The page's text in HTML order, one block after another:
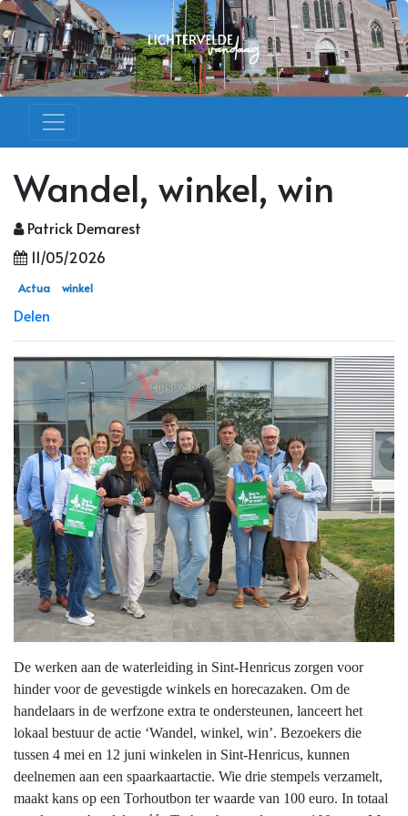
Wandel, winkel, win
Patrick Demarest
11/05/2026
Actua winkel
Delen
De werken aan de waterleiding in Sint-Henricus zorgen voor
hinder voor de gevestigde winkels en horecazaken. Om de
handelaars in de werfzone extra te ondersteunen, lanceert het
lokaal bestuur de actie ‘Wandel, winkel, win’. Bezoekers die
tussen 4 mei en 12 juni winkelen in Sint-Henricus, kunnen
deelnemen aan een spaarkaartactie. Wie drie stempels verzamelt,
maakt kans op een Torhoutbon ter waarde van 100 euro. In totaal